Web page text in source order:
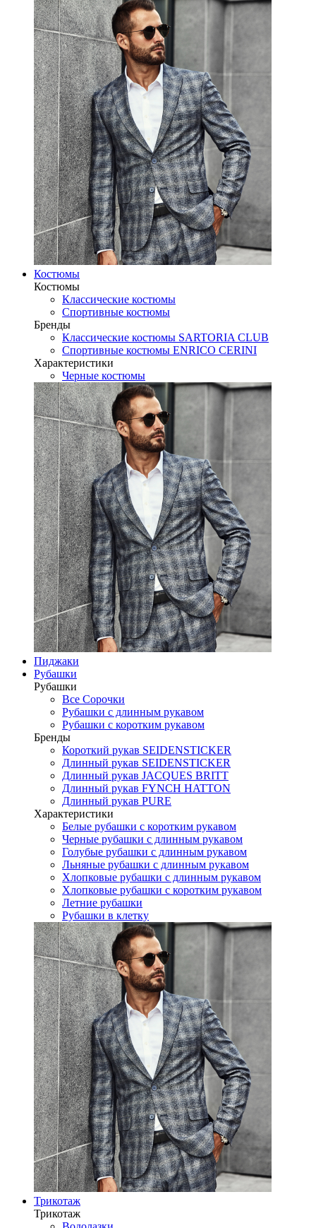
Костюмы
Костюмы
Классические костюмы
Спортивные костюмы
Бренды
Классические костюмы SARTORIA CLUB
Спортивные костюмы ENRICO CERINI
Характеристики
Черные костюмы
Пиджаки
Рубашки
Рубашки
Все Сорочки
Рубашки с длинным рукавом
Рубашки с коротким рукавом
Бренды
Короткий рукав SEIDENSTICKER
Длинный рукав SEIDENSTICKER
Длинный рукав JAСQUES BRITT
Длинный рукав FYNCH HATTON
Длинный рукав PURE
Характеристики
Белые рубашки с коротким рукавом
Черные рубашки с длинным рукавом
Голубые рубашки с длинным рукавом
Льняные рубашки с длинным рукавом
Хлопковые рубашки с длинным рукавом
Хлопковые рубашки с коротким рукавом
Летние рубашки
Рубашки в клетку
Трикотаж
Трикотаж